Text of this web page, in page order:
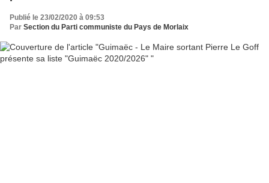
Publié le 23/02/2020 à 09:53
Par Section du Parti communiste du Pays de Morlaix